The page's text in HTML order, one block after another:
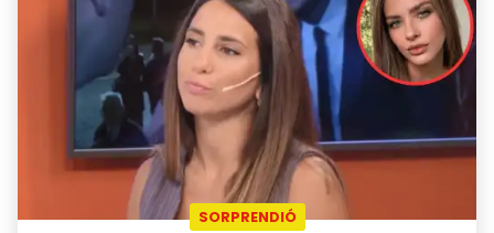
SORPRENDIÓ